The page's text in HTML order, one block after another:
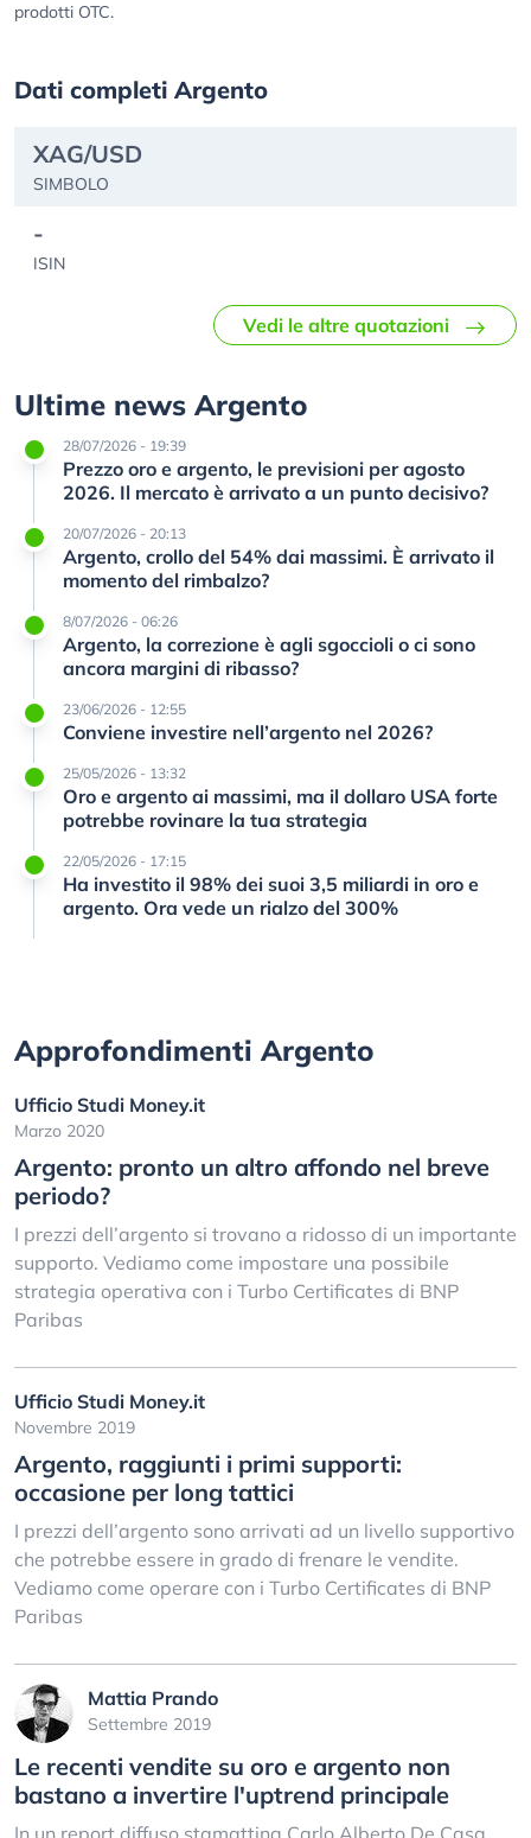
prodotti OTC.
Dati completi Argento
XAG/USD
SIMBOLO
-
ISIN
Vedi le altre quotazioni
Ultime news Argento
28/07/2026 - 19:39
Prezzo oro e argento, le previsioni per agosto
2026. Il mercato è arrivato a un punto decisivo?
20/07/2026 - 20:13
Argento, crollo del 54% dai massimi. È arrivato il
momento del rimbalzo?
8/07/2026 - 06:26
Argento, la correzione è agli sgoccioli o ci sono
ancora margini di ribasso?
23/06/2026 - 12:55
Conviene investire nell’argento nel 2026?
25/05/2026 - 13:32
Oro e argento ai massimi, ma il dollaro USA forte
potrebbe rovinare la tua strategia
22/05/2026 - 17:15
Ha investito il 98% dei suoi 3,5 miliardi in oro e
argento. Ora vede un rialzo del 300%
Approfondimenti Argento
Ufficio Studi Money.it
Marzo 2020
Argento: pronto un altro affondo nel breve
periodo?
I prezzi dell’argento si trovano a ridosso di un importante
supporto. Vediamo come impostare una possibile
strategia operativa con i Turbo Certificates di BNP
Paribas
Ufficio Studi Money.it
Novembre 2019
Argento, raggiunti i primi supporti:
occasione per long tattici
I prezzi dell’argento sono arrivati ad un livello supportivo
che potrebbe essere in grado di frenare le vendite.
Vediamo come operare con i Turbo Certificates di BNP
Paribas
Mattia Prando
Settembre 2019
Le recenti vendite su oro e argento non
bastano a invertire l'uptrend principale
In un report diffuso stamattina Carlo Alberto De Casa,